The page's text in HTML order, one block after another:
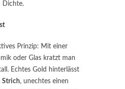
Dichte.
Prinzip: Mit einer
oder Glas kratzt man
Echtes Gold hinterlässt
Strich, unechtes einen